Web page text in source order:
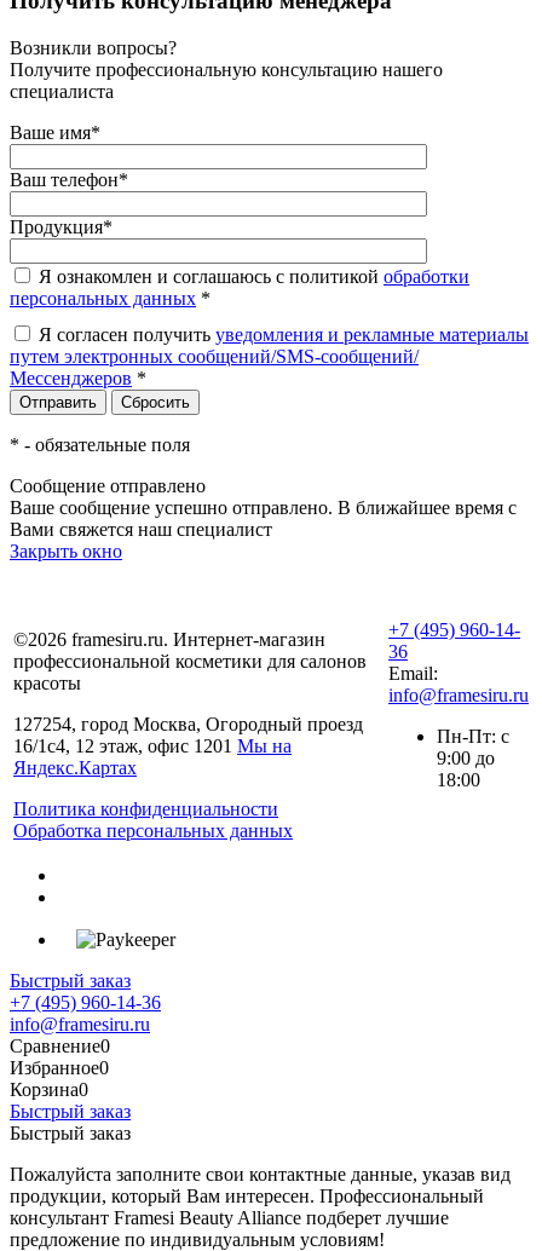
Возникли вопросы?
Получите профессиональную консультацию нашего
специалиста
Ваше имя*
Ваш телефон*
Продукция*
Я ознакомлен и соглашаюсь с политикой обработки
персональных данных *
Я согласен получить уведомления и рекламные материалы
путем электронных сообщений/SMS-сообщений/
Мессенджеров *
* - обязательные поля
Сообщение отправлено
Ваше сообщение успешно отправлено. В ближайшее время с
Вами свяжется наш специалист
Закрыть окно
©2026 framesiru.ru. Интернет-магазин
профессиональной косметики для салонов
красоты
127254, город Москва, Огородный проезд
16/1с4, 12 этаж, офис 1201 Мы на
Яндекс.Картах
Политика конфиденциальности
Обработка персональных данных
+7 (495) 960-14-
36
Email:
info@framesiru.ru
Пн-Пт: с
9:00 до
18:00
Быстрый заказ
+7 (495) 960-14-36
info@framesiru.ru
Сравнение0
Избранное0
Корзина0
Быстрый заказ
Быстрый заказ
Пожалуйста заполните свои контактные данные, указав вид
продукции, который Вам интересен. Профессиональный
консультант Framesi Beauty Alliance подберет лучшие
предложение по индивидуальным условиям!